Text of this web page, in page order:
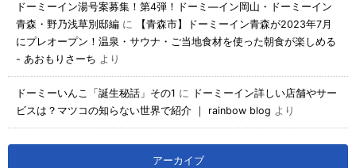
ドーミーイン湯号案募集！第4弾！ドーミ―イン岡山・ドーミーイン
青森・野乃浅草別邸編 に
【青森市】ドーミーイン青森が2023年7月
にプレオープン！温泉・サウナ・ご当地食材を使った朝食が楽しめる
- あおもりさーち より
ドーミーいんこ「誕生秘話」その1 に ドーミーイン詳しい店舗やサー
ビスは？マツコの知らない世界で紹介 ｜ rainbow blog より
アーカイブ